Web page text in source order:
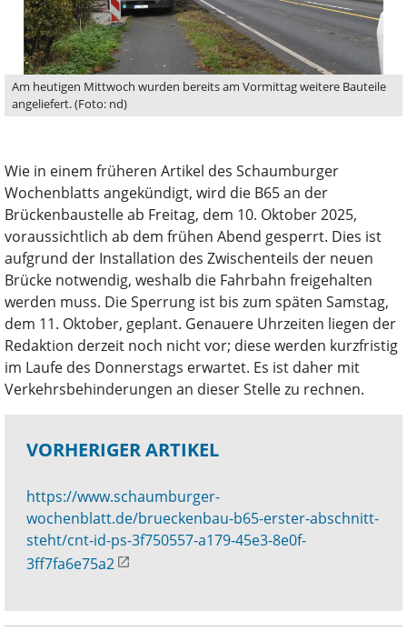
Am heutigen Mittwoch wurden bereits am Vormittag weitere Bauteile
angeliefert. (Foto: nd)
Wie in einem früheren Artikel des Schaumburger
Wochenblatts angekündigt, wird die B65 an der
Brückenbaustelle ab Freitag, dem 10. Oktober 2025,
voraussichtlich ab dem frühen Abend gesperrt. Dies ist
aufgrund der Installation des Zwischenteils der neuen
Brücke notwendig, weshalb die Fahrbahn freigehalten
werden muss. Die Sperrung ist bis zum späten Samstag,
dem 11. Oktober, geplant. Genauere Uhrzeiten liegen der
Redaktion derzeit noch nicht vor; diese werden kurzfristig
im Laufe des Donnerstags erwartet. Es ist daher mit
Verkehrsbehinderungen an dieser Stelle zu rechnen.
VORHERIGER ARTIKEL
https://www.schaumburger-
wochenblatt.de/brueckenbau-b65-erster-abschnitt-
steht/cnt-id-ps-3f750557-a179-45e3-8e0f-
3ff7fa6e75a2